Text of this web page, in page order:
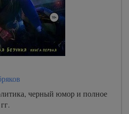
черный юмор и полное